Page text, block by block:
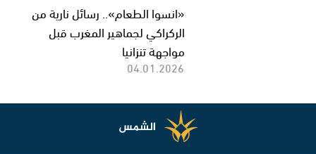
«انسوا الطعام».. رسائل نارية من
الركراكي لجماهير المغرب قبل
مواجهة تنزانيا
04.01.2026